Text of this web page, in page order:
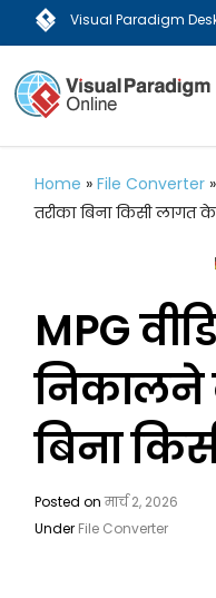
Visual Paradigm
Home »File Converter
तरीका बिना किसी लागत के
MPG
निकालने
बिना
Posted onमार्च 2, 2026
Under File Converter